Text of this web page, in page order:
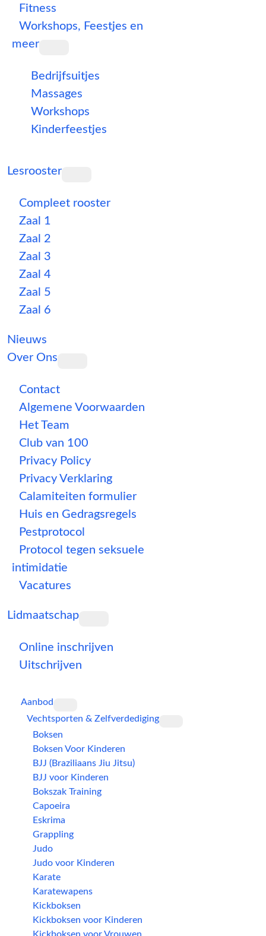
Fitness
Workshops, Feestjes en
meer
Bedrijfsuitjes
Massages
Workshops
Kinderfeestjes
Lesrooster
Compleet rooster
Zaal 1
Zaal 2
Zaal 3
Zaal 4
Zaal 5
Zaal 6
Nieuws
Over Ons
Contact
Algemene Voorwaarden
Het Team
Club van 100
Privacy Policy
Privacy Verklaring
Calamiteiten formulier
Huis en Gedragsregels
Pestprotocol
Protocol tegen seksuele
intimidatie
Vacatures
Lidmaatschap
Online inschrijven
Uitschrijven
Aanbod
Vechtsporten & Zelfverdediging
Boksen
Boksen Voor Kinderen
BJJ (Braziliaans Jiu Jitsu)
BJJ voor Kinderen
Bokszak Training
Capoeira
Eskrima
Grappling
Judo
Judo voor Kinderen
Karate
Karatewapens
Kickboksen
Kickboksen voor Kinderen